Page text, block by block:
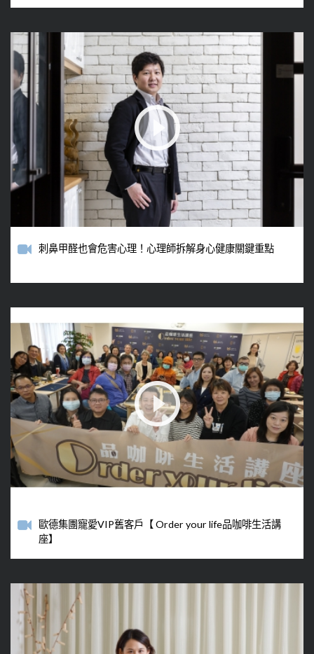
刺鼻甲醛也會危害心理！心理師拆解身心健康關鍵重點
歐德集團寵愛VIP舊客戶【 Order your life品咖啡生活講
座】